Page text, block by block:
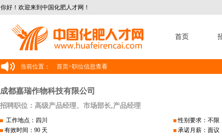
你好！欢迎来到中国化肥人才网！
首页
当前位置： 首页>职位信息查看
成都嘉瑞作物科技有限公司
招聘职位：高级产品经理、市场部长,产品经理
工作地点：四川
有效时间：90 天
性别要求：不限
承诺月薪：面议